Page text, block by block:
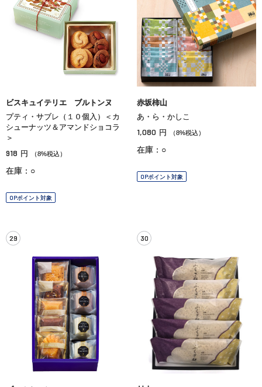
ビスキュイテリエ ブルトンヌ
プティ・サブレ（１０個入）＜カ
シューナッツ＆アマンドショコラ
＞
918 円 （8%税込）
在庫：○
OPポイント対象
赤坂柿山
あ・ら・かしこ
1,080 円 （8%税込）
在庫：○
OPポイント対象
29 30